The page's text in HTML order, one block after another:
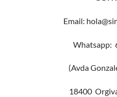
Email:
Whatsapp:
(Avda
18400